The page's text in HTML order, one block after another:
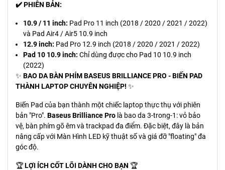
✔️ PHIÊN BẢN:
10.9 / 11 inch: Pad Pro 11 inch (2018 / 2020 / 2021 / 2022)
và Pad Air4 / Air5 10.9 inch
12.9 inch: Pad Pro 12.9 inch (2018 / 2020 / 2021 / 2022)
Pad 10 10.9 inch: Chỉ dùng được cho Pad 10 10.9 inch
(2022)
✨ BAO DA BÀN PHÍM BASEUS BRILLIANCE PRO - BIẾN PAD
THÀNH LAPTOP CHUYÊN NGHIỆP! ✨
Biến Pad của bạn thành một chiếc laptop thực thụ với phiên
bản "Pro". Baseus Brilliance Pro là bao da 3-trong-1: vỏ bảo
vệ, bàn phím gõ êm và trackpad đa điểm. Đặc biệt, đây là bản
nâng cấp với Màn Hình LED kỹ thuật số và giá đỡ "floating" đa
góc độ.
🏆LỢI ÍCH CỐT LÕI DÀNH CHO BẠN 🏆